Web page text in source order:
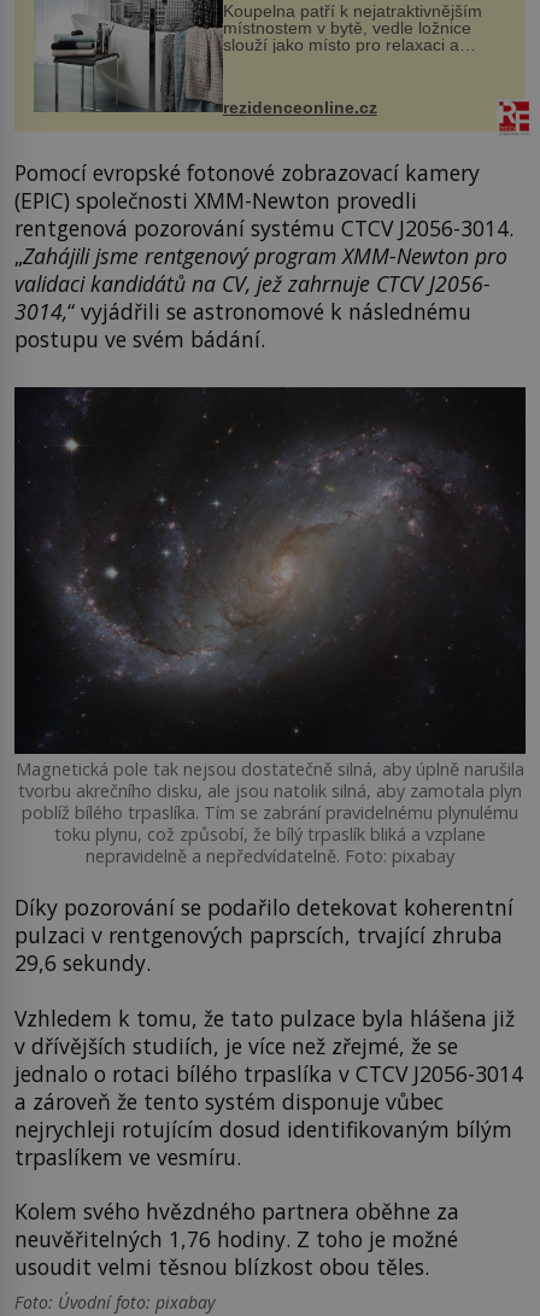
Koupelna patří k nejatraktivnějším
místnostem v bytě, vedle ložnice
slouží jako místo pro relaxaci a
odpočinek. Koupelnový textil –
ručníky, osušky a koberečky –
mohou jako mávnutím kouzelného
proutku...
rezidenceonline.cz
Pomocí evropské fotonové zobrazovací kamery
(EPIC) společnosti XMM-Newton provedli
rentgenová pozorování systému CTCV J2056-3014.
„Zahájili jsme rentgenový program XMM-Newton pro
validaci kandidátů na CV, jež zahrnuje CTCV J2056-
3014,“ vyjádřili se astronomové k následnému
postupu ve svém bádání.
Magnetická pole tak nejsou dostatečně silná, aby úplně narušila
tvorbu akrečního disku, ale jsou natolik silná, aby zamotala plyn
poblíž bílého trpaslíka. Tím se zabrání pravidelnému plynulému
toku plynu, což způsobí, že bílý trpaslík bliká a vzplane
nepravidelně a nepředvídatelně. Foto: pixabay
Díky pozorování se podařilo detekovat koherentní
pulzaci v rentgenových paprscích, trvající zhruba
29,6 sekundy.
Vzhledem k tomu, že tato pulzace byla hlášena již
v dřívějších studiích, je více než zřejmé, že se
jednalo o rotaci bílého trpaslíka v CTCV J2056-3014
a zároveň že tento systém disponuje vůbec
nejrychleji rotujícím dosud identifikovaným bílým
trpaslíkem ve vesmíru.
Kolem svého hvězdného partnera oběhne za
neuvěřitelných 1,76 hodiny. Z toho je možné
usoudit velmi těsnou blízkost obou těles.
Foto: Úvodní foto: pixabay